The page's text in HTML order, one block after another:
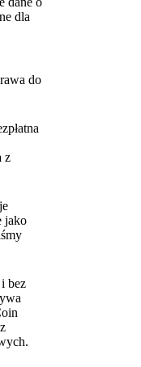
dla
do
z
jako
bez